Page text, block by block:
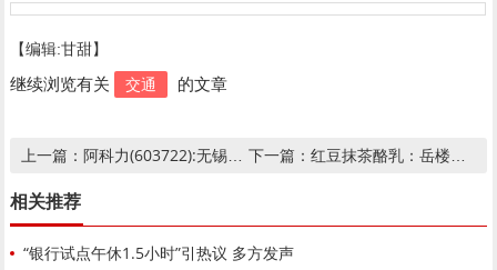
【编辑:甘甜】
继续浏览有关 交通 的文章
上一篇： 阿科力(603722):无锡阿科力科技股份有限公司关于最近五年不存在被证券监管部门和交易所采取监管措施或处罚情况 下一篇： 红豆抹茶酪乳：岳楼兰诠释手工匠心鲜作糖水的核心竞争优势
相关推荐
“银行试点午休1.5小时”引热议 多方发声